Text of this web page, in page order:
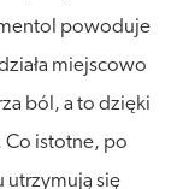
powoduje
miejscowo
ból, a to dzięki
Co istotne, po
utrzymują się